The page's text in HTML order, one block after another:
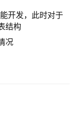
开发，此时对于
结构
况